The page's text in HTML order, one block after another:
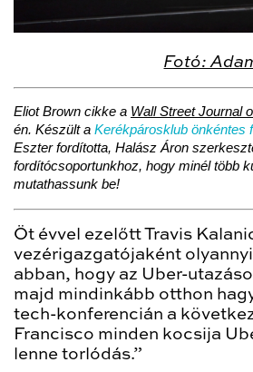
Fotó:
Eliot Brown cikke a Wall Street Journal
én. Készült a Kerékpárosklub önkéntes
Eszter fordította, Halász Áron
fordítócsoportunkhoz, hogy minél több
mutathassunk be!
Öt évvel ezelőtt Travis
vezérigazgatójaként
abban, hogy az Uber-
majd mindinkább otthon
tech-konferencián a
Francisco minden kocsija
lenne torlódás.”